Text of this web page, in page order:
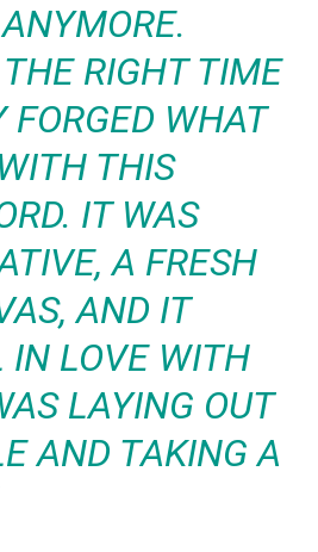
RIGHT TIME
WHAT
THIS
IT WAS
A FRESH
AND IT
IN LOVE WITH
LAYING OUT
AND TAKING A